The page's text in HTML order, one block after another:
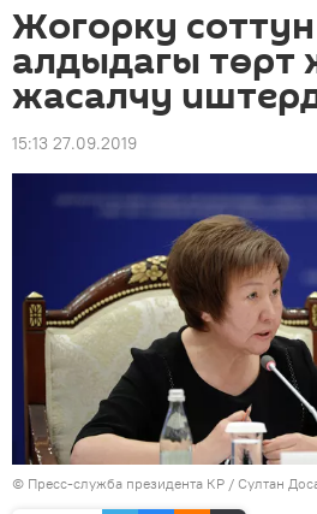
Жогорку
алдыдагы төрт
жасалчу
15:13 27.09.2019
© Пресс-служба президента КР / Султан